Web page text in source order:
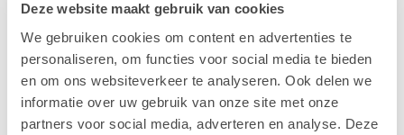
Deze website maakt gebruik van cookies
We gebruiken cookies om content en advertenties te
personaliseren, om functies voor social media te bieden
en om ons websiteverkeer te analyseren. Ook delen we
informatie over uw gebruik van onze site met onze
partners voor social media, adverteren en analyse. Deze
Wil je meer weten over een onderwerp of
word je graag geïnspireerd? Wil je eens
vrijblijvend kennismaken met onze
specialisten? Schrijf je in voor een van onze
gratis webinars en evenementen of kom ons